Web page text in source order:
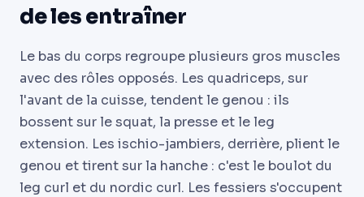
de les entraîner
Le bas du corps regroupe plusieurs gros muscles
avec des rôles opposés. Les quadriceps, sur
l'avant de la cuisse, tendent le genou : ils
bossent sur le squat, la presse et le leg
extension. Les ischio-jambiers, derrière, plient le
genou et tirent sur la hanche : c'est le boulot du
leg curl et du nordic curl. Les fessiers s'occupent